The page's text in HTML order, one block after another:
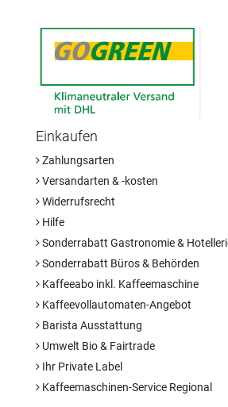
Einkaufen
Zahlungsarten
Versandarten & -kosten
Widerrufsrecht
Hilfe
Sonderrabatt Gastronomie &
Sonderrabatt Büros & Behörden
Kaffeeabo inkl. Kaffeemaschine
Kaffeevollautomaten-Angebot
Barista Ausstattung
Umwelt Bio & Fairtrade
Ihr Private Label
Kaffeemaschinen-Service Regional